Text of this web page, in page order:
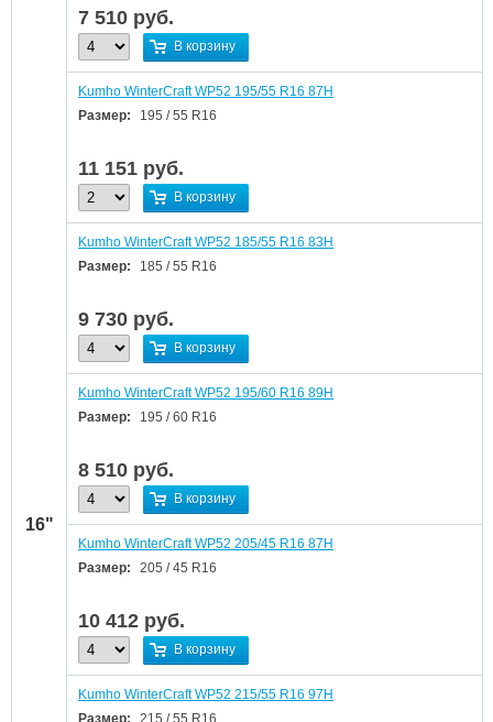
16"
7 510 руб.
В корзину
Kumho WinterCraft WP52 195/55 R16 87H
Размер:
195 / 55 R16
11 151 руб.
В корзину
Kumho WinterCraft WP52 185/55 R16 83H
Размер:
185 / 55 R16
9 730 руб.
В корзину
Kumho WinterCraft WP52 195/60 R16 89H
Размер:
195 / 60 R16
8 510 руб.
В корзину
Kumho WinterCraft WP52 205/45 R16 87H
Размер:
205 / 45 R16
10 412 руб.
В корзину
Kumho WinterCraft WP52 215/55 R16 97H
Размер:
215 / 55 R16